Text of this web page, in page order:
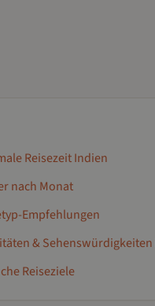
ReisezeitIndien
nach Monat
Empfehlungen
& Sehenswürdigkeiten
Reiseziele